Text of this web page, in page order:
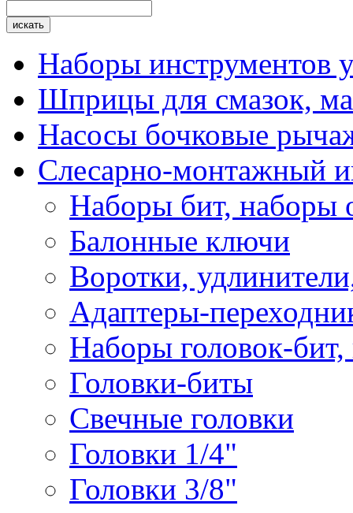
Наборы инструментов
Шприцы для смазок,
Насосы бочковые
Слесарно-монтажный
Наборы бит, наборы
Балонные ключи
Воротки,
Адаптеры-
Наборы головок-бит,
Головки-биты
Свечные головки
Головки 1/4"
Головки 3/8"